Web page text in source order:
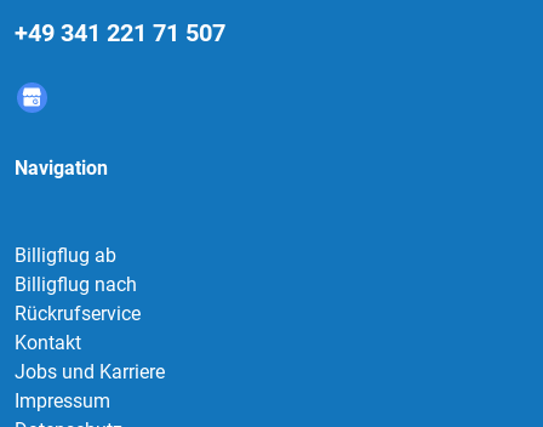
+49 341 221 71 507
Navigation
Billigflug ab
Billigflug nach
Rückrufservice
Kontakt
Jobs und Karriere
Impressum